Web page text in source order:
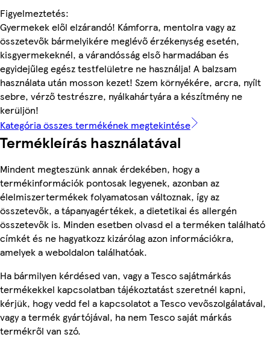
Figyelmeztetés:
Gyermekek elől elzárandó! Kámforra, mentolra vagy az
összetevők bármelyikére meglévő érzékenység esetén,
kisgyermekeknél, a várandósság első harmadában és
egyidejűleg egész testfelületre ne használja! A balzsam
használata után mosson kezet! Szem környékére, arcra, nyílt
sebre, vérző testrészre, nyálkahártyára a készítmény ne
kerüljön!
Kategória összes termékének megtekintése
Termékleírás használatával
Mindent megteszünk annak érdekében, hogy a
termékinformációk pontosak legyenek, azonban az
élelmiszertermékek folyamatosan változnak, így az
összetevők, a tápanyagértékek, a dietetikai és allergén
összetevők is. Minden esetben olvasd el a terméken található
címkét és ne hagyatkozz kizárólag azon információkra,
amelyek a weboldalon találhatóak.
Ha bármilyen kérdésed van, vagy a Tesco sajátmárkás
termékekkel kapcsolatban tájékoztatást szeretnél kapni,
kérjük, hogy vedd fel a kapcsolatot a Tesco vevőszolgálatával,
vagy a termék gyártójával, ha nem Tesco saját márkás
termékről van szó.